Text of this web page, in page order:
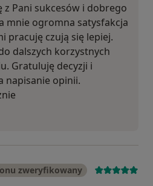
z Pani sukcesów i dobrego
mnie ogromna satysfakcja
pracuję czują się lepiej.
dalszych korzystnych
Gratuluję decyzji i
napisanie opinii.
zweryfikowany